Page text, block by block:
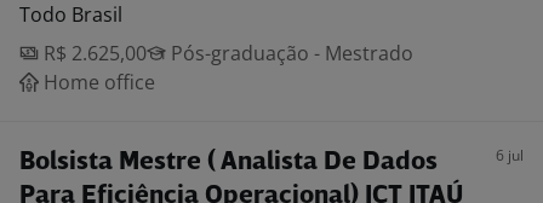
Todo Brasil
R$ 2.625,00
Pós-graduação - Mestrado
Home office
Bolsista Mestre ( Analista De Dados
Para Eficiência Operacional) ICT ITAÚ
6 jul